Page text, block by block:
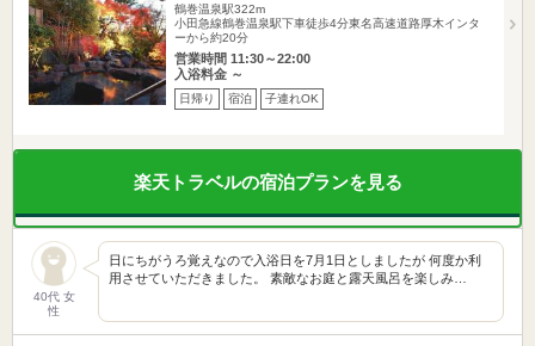
鶴巻温泉駅322m
小田急線鶴巻温泉駅下車徒歩4分東名高速道路厚木インタ
ーから約20分
営業時間 11:30～22:00
入浴料金 ～
日帰り 宿泊 子連れOK
楽天トラベルの宿泊プランを見る
40代 女
性
日にちがうろ覚えなので入浴日を7月1日としましたが 何度か利
用させていただきました。 素敵なお庭と露天風呂を楽しみ…